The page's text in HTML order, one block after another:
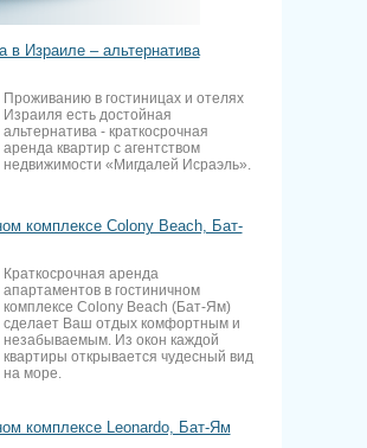
в Израиле – альтернатива
Проживанию в гостиницах и отелях
Израиля есть достойная
альтернатива - краткосрочная
аренда квартир с агентством
недвижимости «Мигдалей Исраэль».
комплексе Colony Beach, Бат-
Краткосрочная аренда
апартаментов в гостиничном
комплексе Colony Beach (Бат-Ям)
сделает Ваш отдых комфортным и
незабываемым. Из окон каждой
квартиры открывается чудесный вид
на море.
комплексе Leonardo, Бат-Ям